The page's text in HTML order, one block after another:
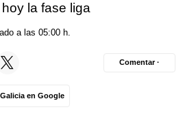
la fase liga
a las 05:00 h.
en Google
Comentar ·